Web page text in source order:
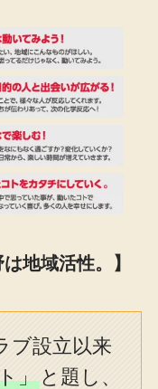
地域活性。】
ブ設立以来
」 と題し、